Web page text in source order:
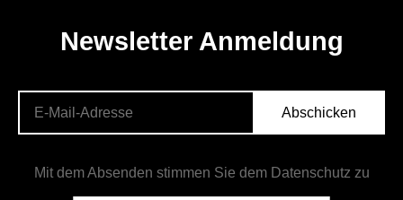
Newsletter Anmeldung
Abschicken
Mit dem Absenden stimmen Sie dem Datenschutz zu